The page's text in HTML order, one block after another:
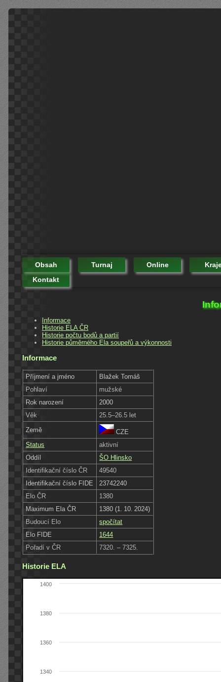
Obsah Turnaj Online
Kontakt
Informace
Historie ELA ČR
Historie počtu bodů a partií
Historie půměrného Ela soupeřů a výkonnosti
Informace
Příjmení a jméno
Blažek Tomáš
Pohlaví
mužské
Rok narození
2000
Věk
25.5–26.5 let
Země
CZE
Status
aktivní
Oddíl
ŠO Hlinsko
Identifikační číslo ČR
49540
Identifikační číslo FIDE
23742240
Elo ČR
1380
Maximum Ela ČR
1380 (1. 10. 2024)
Budoucí Elo
spočítat
Elo FIDE
1644
Pořadí v ČR
7320. – 7325.
Historie ELA
1340
1360
1380
1400